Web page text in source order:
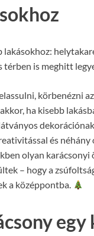
is meghitt
körbenézni
ha kisebb
és néhány
olyan
– hogy a
a középpontba.
egy